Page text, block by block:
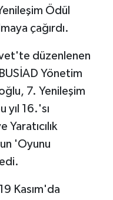
Ödül
çağırdı.
düzenlenen
Yönetim
7. Yenileşim
yıl 16.'sı
'Oyunu
Kasım'da